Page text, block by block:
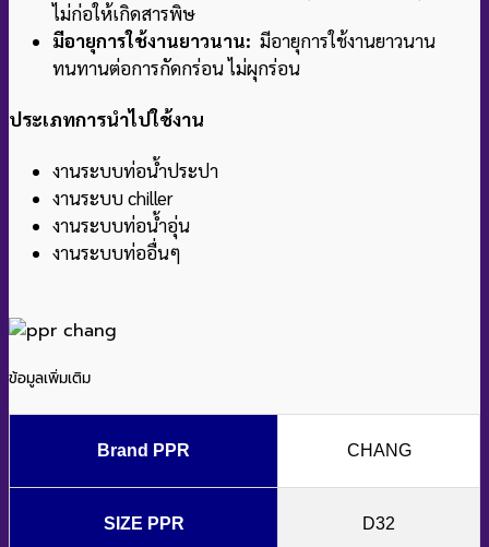
ไม่ก่อให้เกิดสารพิษ
มีอายุการใช้งานยาวนาน: มีอายุการใช้งานยาวนาน
ทนทานต่อการกัดกร่อน ไม่ผุกร่อน
ประเภทการนำไปใช้งาน
งานระบบท่อน้ำประปา
งานระบบ chiller
งานระบบท่อน้ำอุ่น
งานระบบท่ออื่นๆ
ข้อมูลเพิ่มเติม
Brand PPR CHANG
SIZE PPR D32